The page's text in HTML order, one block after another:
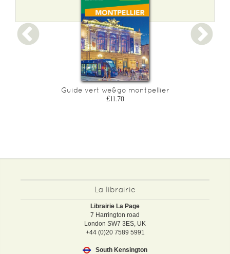
Guide vert we&go montpellier
£11.70
La librairie
Librairie La Page
7 Harrington road
London SW7 3ES, UK
+44 (0)20 7589 5991
South Kensington